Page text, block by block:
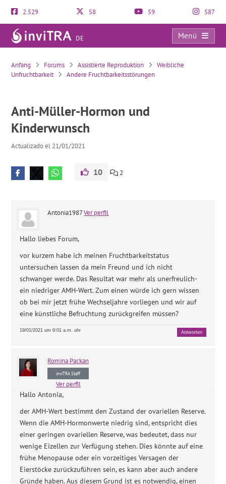
2.529 58 59 587
DE
Menü
Anti-Müller-Hormon und Kinderwunsch
Anfang Forums Assistierte Reproduktion
Weibliche
Unfruchtbarkeit
Andere Fruchtbarkeitsstörungen
Anti-Müller-Hormon und
Kinderwunsch
Actualizado el 21/01/2021
10 2
Antonia1987Ver perfil
Hallo liebes Forum,
vor kurzem habe ich meinen Fruchtbarkeitstatus
untersuchen lassen da mein Freund und ich nicht
schwanger werde. Das Resultat war mehr als unerfreulich-
ein niedriger AMH-Wert. Zum einen würde ich gern wissen
ob bei mir jetzt frühe Wechseljahre vorliegen und wir auf
eine künstliche Befruchtung zurückgreifen müssen?
19/01/2021 um 9:01 a.m. uhr Antworten
Romina Packan
inviTRA Staff
Ver perfil
Hallo Antonia,
der AMH-Wert bestimmt den Zustand der ovariellen Reserve.
Wenn die AMH-Hormonwerte niedrig sind, entspricht dies
einer geringen ovariellen Reserve, was bedeutet, dass nur
wenige Eizellen zur Verfügung stehen. Dies könnte auf eine
frühe Menopause oder ein vorzeitiges Versagen der
Eierstöcke zurückzuführen sein, es kann aber auch andere
Gründe haben. Aus diesem Grund ist es notwendig, einen